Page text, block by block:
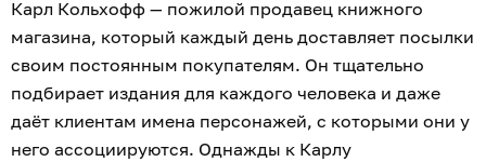
Карл Кольхофф — пожилой продавец книжного
магазина, который каждый день доставляет посылки
своим постоянным покупателям. Он тщательно
подбирает издания для каждого человека и даже
даёт клиентам имена персонажей, с которыми они у
него ассоциируются. Однажды к Карлу